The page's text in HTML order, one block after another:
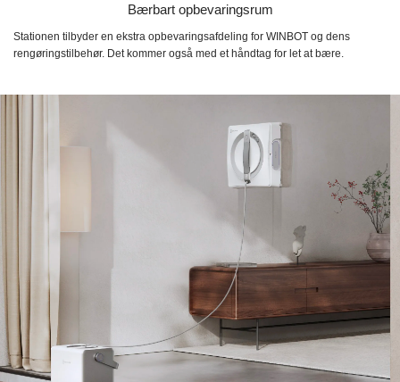
Bærbart opbevaringsrum
Stationen tilbyder en ekstra opbevaringsafdeling for WINBOT og dens
rengøringstilbehør. Det kommer også med et håndtag for let at bære.